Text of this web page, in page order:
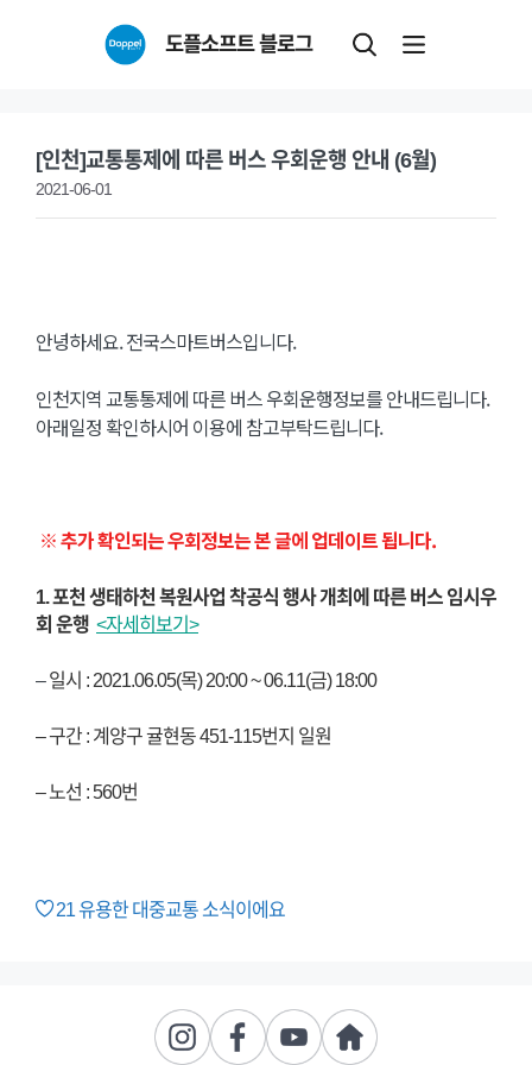
도플소프트 블로그
[인천]교통통제에 따른 버스 우회운행 안내 (6월)
2021-06-01
안녕하세요. 전국스마트버스입니다.
인천지역 교통통제에 따른 버스 우회운행정보를 안내드립니다.
아래일정 확인하시어 이용에 참고부탁드립니다.
※ 추가 확인되는 우회정보는 본 글에 업데이트 됩니다.
1. 포천 생태하천 복원사업 착공식 행사 개최에 따른 버스 임시우
회 운행 <자세히보기>
–일시 : 2021.06.05(목) 20:00 ~ 06.11(금) 18:00
– 구간 : 계양구 귤현동 451-115번지 일원
– 노선 : 560번
21유용한 대중교통 소식이에요